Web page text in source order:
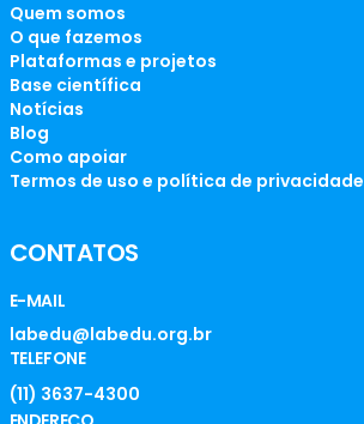
Quem somos
O que fazemos
Plataformas e projetos
Base científica
Notícias
Blog
Como apoiar
Termos de uso e política de privacidade
CONTATOS
E-MAIL
labedu@labedu.org.br
TELEFONE
(11) 3637-4300